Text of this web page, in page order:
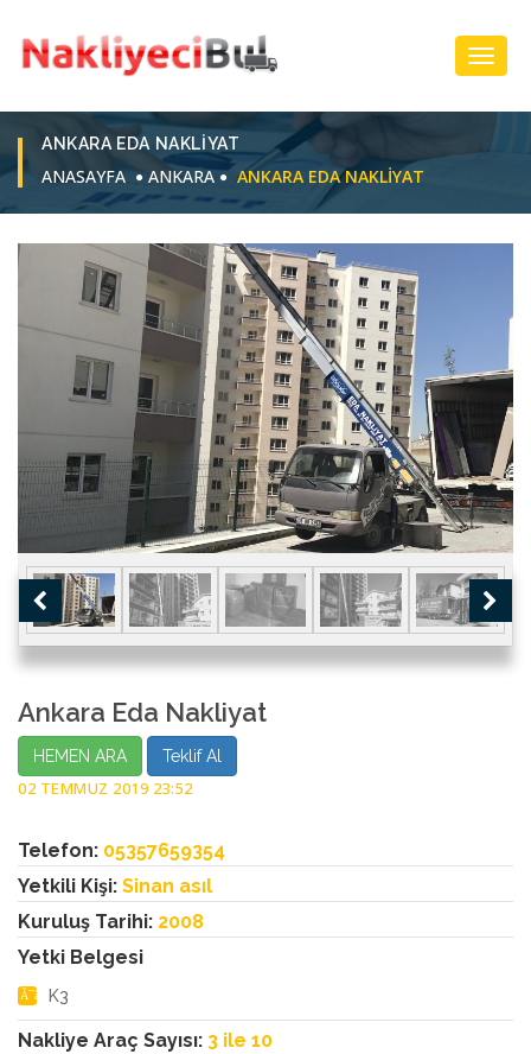
ANKARA EDA NAKLIYAT
ANASAYFA ANKARA ANKARA EDA NAKLIYAT
Ankara Eda Nakliyat
HEMEN ARA Teklif Al
02 TEMMUZ 2019 23:52
Telefon: 05357659354
Yetkili Kişi: Sinan asıl
Kuruluş Tarihi: 2008
Yetki Belgesi
K3
Nakliye Araç Sayısı: 3 ile 10